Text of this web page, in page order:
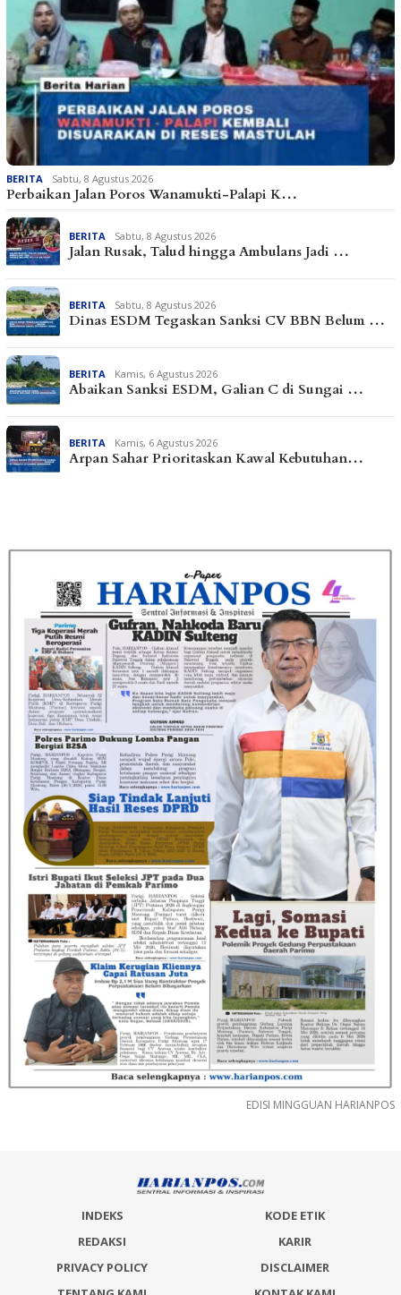
BERITA Sabtu, 8 Agustus 2026
Perbaikan Jalan Poros Wanamukti-Palapi K…
BERITA Sabtu, 8 Agustus 2026
Jalan Rusak, Talud hingga Ambulans Jadi …
BERITA Sabtu, 8 Agustus 2026
Dinas ESDM Tegaskan Sanksi CV BBN Belum …
BERITA Kamis, 6 Agustus 2026
Abaikan Sanksi ESDM, Galian C di Sungai …
BERITA Kamis, 6 Agustus 2026
Arpan Sahar Prioritaskan Kawal Kebutuhan…
EDISI MINGGUAN HARIANPOS
INDEKS
KODE ETIK
REDAKSI
KARIR
PRIVACY POLICY
DISCLAIMER